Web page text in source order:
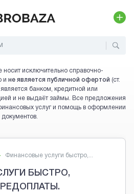
исключительно справочно-
и не является публичной офертой (ст.
банком, кредитной или
и не выдаёт займы. Все предложения
услуг и помощь в оформлении
документов.
Финансовые услуги быстро,...
БЫСТРО,